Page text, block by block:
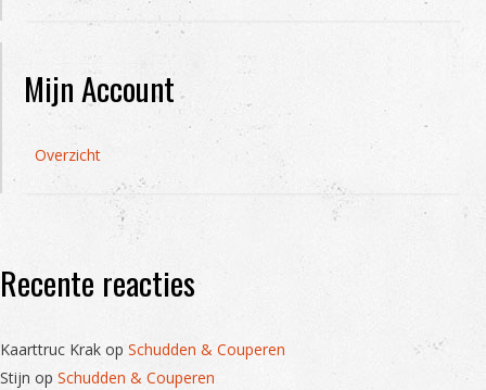
Mijn Account
Overzicht
Recente reacties
Kaarttruc Krak op Schudden & Couperen
Stijn op Schudden & Couperen